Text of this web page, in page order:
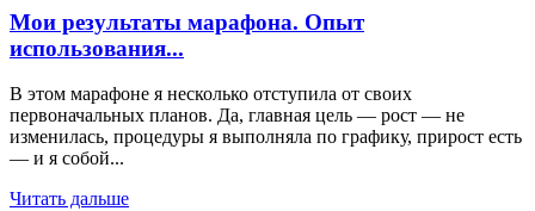
Мои результаты марафона. Опыт
использования...
В этом марафоне я несколько отступила от своих
первоначальных планов. Да, главная цель — рост — не
изменилась, процедуры я выполняла по графику, прирост есть
— и я собой...
Читать дальше